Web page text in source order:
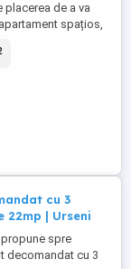
placerea de a va
spațios,
de Sala de
este
- Living ...
cu 3
22mp | Urseni
spre
decomandat cu 3